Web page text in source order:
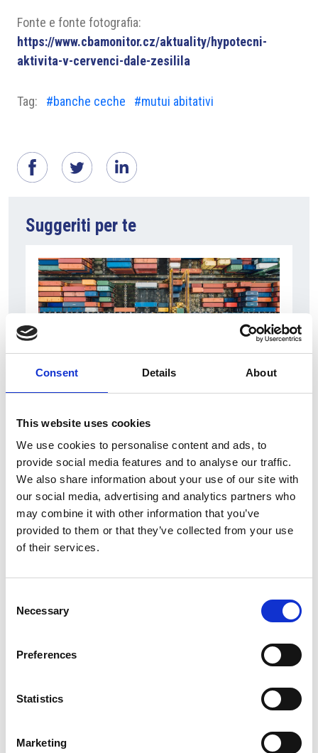
Consent Details About
This website uses cookies
We use cookies to personalise content and ads, to
provide social media features and to analyse our traffic.
We also share information about your use of our site with
our social media, advertising and analytics partners who
may combine it with other information that you’ve
provided to them or that they’ve collected from your use
of their services.
Selection
Necessary
Preferences
Statistics
Marketing
Fonte e fonte fotografia:
https://www.cbamonitor.cz/aktuality/hypotecni-
aktivita-v-cervenci-dale-zesilila
Tag: #banche ceche #mutui abitativi
Suggeriti per te
L’interscambio Italia – Repubblica ha superato
nel primo semestre i dieci miliardi di euro
Interviste
Overview Economica
Repubblica Ceca
Accelera la ripresa dell’industria nel corso del